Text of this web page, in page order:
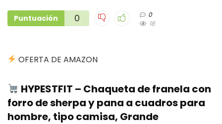
Puntuación 0
0
18
OFERTA DE AMAZON
HYPESTFIT – Chaqueta de franela con
forro de sherpa y pana a cuadros para
hombre, tipo camisa, Grande